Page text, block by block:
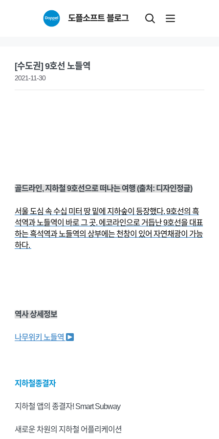
도플소프트 블로그
[수도권] 9호선 노들역
2021-11-30
골드라인, 지하철 9호선으로 떠나는 여행 (출처: 디자인정글)
서울 도심 속 수십 미터 땅 밑에 지하숲이 등장했다. 9호선의 흑
석역과 노들역이 바로 그 곳. 에코라인으로 거듭난 9호선을 대표
하는 흑석역과 노들역의 상부에는 천창이 있어 자연채광이 가능
하다.
역사 상세정보
나무위키 노들역
지하철종결자
지하철 앱의 종결자! Smart Subway
새로운 차원의 지하철 어플리케이션